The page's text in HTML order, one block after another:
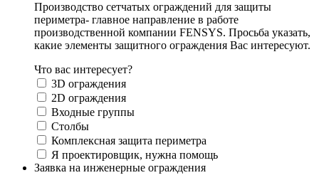
Производство сетчатых ограждений для защиты
периметра- главное направление в работе
производственной компании FENSYS. Просьба указать,
какие элементы защитного ограждения Вас интересуют.
Что вас интересует?
3D ограждения
2D ограждения
Входные группы
Столбы
Комплексная защита периметра
Я проектировщик, нужна помощь
Заявка на инженерные ограждения